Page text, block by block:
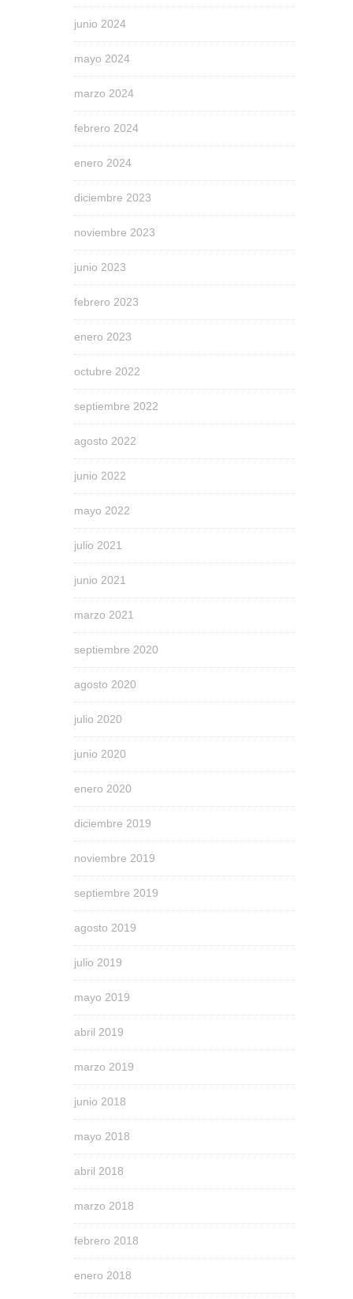
junio 2024
mayo 2024
marzo 2024
febrero 2024
enero 2024
diciembre 2023
noviembre 2023
junio 2023
febrero 2023
enero 2023
octubre 2022
septiembre 2022
agosto 2022
junio 2022
mayo 2022
julio 2021
junio 2021
marzo 2021
septiembre 2020
agosto 2020
julio 2020
junio 2020
enero 2020
diciembre 2019
noviembre 2019
septiembre 2019
agosto 2019
julio 2019
mayo 2019
abril 2019
marzo 2019
junio 2018
mayo 2018
abril 2018
marzo 2018
febrero 2018
enero 2018